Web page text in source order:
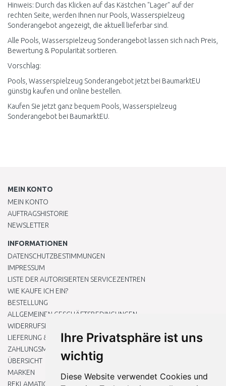
Ihre Privatsphäre ist uns
wichtig
Diese Website verwendet Cookies und
Hinweis: Durch das Klicken auf das Kästchen "Lager" auf der
rechten Seite, werden Ihnen nur Pools, Wasserspielzeug
Sonderangebot angezeigt, die aktuell lieferbar sind.
Alle Pools, Wasserspielzeug Sonderangebot lassen sich nach Preis,
Bewertung & Popularität sortieren.
Vorschlag:
Pools, Wasserspielzeug Sonderangebot jetzt bei BaumarktEU
günstig kaufen und online bestellen.
Kaufen Sie jetzt ganz bequem Pools, Wasserspielzeug
Sonderangebot bei BaumarktEU.
MEIN KONTO
MEIN KONTO
AUFTRAGSHISTORIE
NEWSLETTER
INFORMATIONEN
DATENSCHUTZBESTIMMUNGEN
IMPRESSUM
LISTE DER AUTORISIERTEN SERVICEZENTREN
WIE KAUFE ICH EIN?
BESTELLUNG
ALLGEMEINEN GESCHÄFTSBEDINGUNGEN
WIDERRUFSRECHT
LIEFERUNG & ZAHLUNG
ZAHLUNGSMETHODEN
ÜBERSICHT
MARKEN
REKLAMATIONEN UND RETOUREN